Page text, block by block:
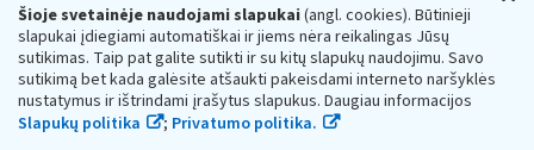
Šioje svetainėje naudojami slapukai(angl. cookies). Būtinieji
slapukai įdiegiami automatiškai ir jiems nėra reikalingas Jūsų
sutikimas. Taip pat galite sutikti ir su kitų slapukų naudojimu. Savo
sutikimą bet kada galėsite atšaukti pakeisdami interneto naršyklės
nustatymus ir ištrindami įrašytus slapukus. Daugiau informacijos
Slapukų politika
; Privatumo politika.
STOP šešėliui
Krašto apsaugos ministerijos informacija